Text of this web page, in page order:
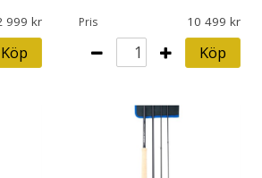
999
Köp
Pris 10 499
Köp